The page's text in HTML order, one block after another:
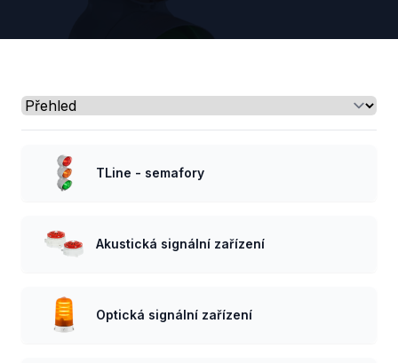
Select a tab
TLine - semafory
Akustická signální zařízení
Optická signální zařízení